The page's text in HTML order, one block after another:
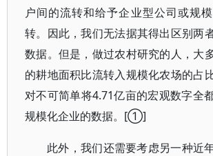
户间的流转和给予企业型公司或规
转。因此，我们无法据其得出区别两
数据。但是，做过农村研究的人，大
的耕地面积比流转入规模化农场的占
对不可简单将4.71亿亩的宏观数字全
规模化企业的数据。[①]
此外，我们还需要考虑另一种近